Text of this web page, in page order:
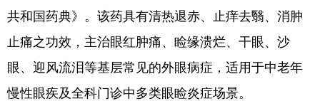
多语种频道
English Español Français عربى
Русский язык 日本語
共和国药典》。该药具有清热退赤、止痒去翳、消肿
止痛之功效，主治眼红肿痛、睑缘溃烂、干眼、沙
眼、迎风流泪等基层常见的外眼病症，适用于中老年
慢性眼疾及全科门诊中多类眼睑炎症场景。